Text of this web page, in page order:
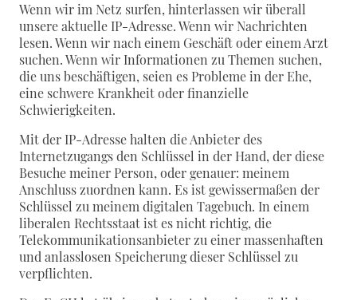
Wenn wir im Netz surfen, hinterlassen wir überall
unsere aktuelle IP-Adresse. Wenn wir Nachrichten
lesen. Wenn wir nach einem Geschäft oder einem Arzt
suchen. Wenn wir Informationen zu Themen suchen,
die uns beschäftigen, seien es Probleme in der Ehe,
eine schwere Krankheit oder finanzielle
Schwierigkeiten.
Mit der IP-Adresse halten die Anbieter des
Internetzugangs den Schlüssel in der Hand, der diese
Besuche meiner Person, oder genauer: meinem
Anschluss zuordnen kann. Es ist gewissermaßen der
Schlüssel zu meinem digitalen Tagebuch. In einem
liberalen Rechtsstaat ist es nicht richtig, die
Telekommunikationsanbieter zu einer massenhaften
und anlasslosen Speicherung dieser Schlüssel zu
verpflichten.